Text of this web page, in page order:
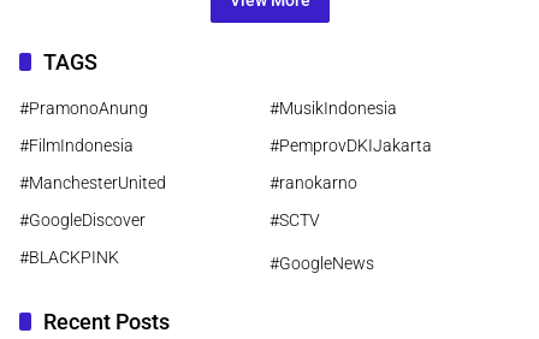
TAGS
#PramonoAnung
#MusikIndonesia
#FilmIndonesia
#PemprovDKIJakarta
#ManchesterUnited
#ranokarno
#GoogleDiscover
#SCTV
#BLACKPINK
#GoogleNews
Recent Posts